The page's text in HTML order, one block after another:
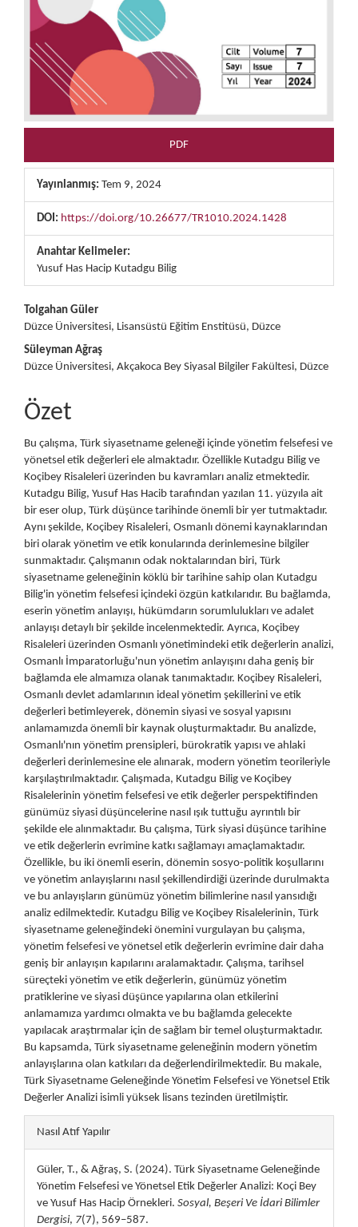
PDF
Yayınlanmış: Tem 9, 2024
DOI: https://doi.org/10.26677/TR1010.2024.1428
Anahtar Kelimeler:
Yusuf Has Hacip Kutadgu Bilig
Tolgahan Güler
Düzce Üniversitesi, Lisansüstü Eğitim Enstitüsü, Düzce
Süleyman Ağraş
Düzce Üniversitesi, Akçakoca Bey Siyasal Bilgiler Fakültesi, Düzce
Özet
Bu çalışma, Türk siyasetname geleneği içinde yönetim felsefesi ve
yönetsel etik değerleri ele almaktadır. Özellikle Kutadgu Bilig ve
Koçibey Risaleleri üzerinden bu kavramları analiz etmektedir.
Kutadgu Bilig, Yusuf Has Hacib tarafından yazılan 11. yüzyıla ait
bir eser olup, Türk düşünce tarihinde önemli bir yer tutmaktadır.
Aynı şekilde, Koçibey Risaleleri, Osmanlı dönemi kaynaklarından
biri olarak yönetim ve etik konularında derinlemesine bilgiler
sunmaktadır. Çalışmanın odak noktalarından biri, Türk
siyasetname geleneğinin köklü bir tarihine sahip olan Kutadgu
Bilig'in yönetim felsefesi içindeki özgün katkılarıdır. Bu bağlamda,
eserin yönetim anlayışı, hükümdarın sorumlulukları ve adalet
anlayışı detaylı bir şekilde incelenmektedir. Ayrıca, Koçibey
Risaleleri üzerinden Osmanlı yönetimindeki etik değerlerin analizi,
Osmanlı İmparatorluğu'nun yönetim anlayışını daha geniş bir
bağlamda ele almamıza olanak tanımaktadır. Koçibey Risaleleri,
Osmanlı devlet adamlarının ideal yönetim şekillerini ve etik
değerleri betimleyerek, dönemin siyasi ve sosyal yapısını
anlamamızda önemli bir kaynak oluşturmaktadır. Bu analizde,
Osmanlı'nın yönetim prensipleri, bürokratik yapısı ve ahlaki
değerleri derinlemesine ele alınarak, modern yönetim teorileriyle
karşılaştırılmaktadır. Çalışmada, Kutadgu Bilig ve Koçibey
Risalelerinin yönetim felsefesi ve etik değerler perspektifinden
günümüz siyasi düşüncelerine nasıl ışık tuttuğu ayrıntılı bir
şekilde ele alınmaktadır. Bu çalışma, Türk siyasi düşünce tarihine
ve etik değerlerin evrimine katkı sağlamayı amaçlamaktadır.
Özellikle, bu iki önemli eserin, dönemin sosyo-politik koşullarını
ve yönetim anlayışlarını nasıl şekillendirdiği üzerinde durulmakta
ve bu anlayışların günümüz yönetim bilimlerine nasıl yansıdığı
analiz edilmektedir. Kutadgu Bilig ve Koçibey Risalelerinin, Türk
siyasetname geleneğindeki önemini vurgulayan bu çalışma,
yönetim felsefesi ve yönetsel etik değerlerin evrimine dair daha
geniş bir anlayışın kapılarını aralamaktadır. Çalışma, tarihsel
süreçteki yönetim ve etik değerlerin, günümüz yönetim
pratiklerine ve siyasi düşünce yapılarına olan etkilerini
anlamamıza yardımcı olmakta ve bu bağlamda gelecekte
yapılacak araştırmalar için de sağlam bir temel oluşturmaktadır.
Bu kapsamda, Türk siyasetname geleneğinin modern yönetim
anlayışlarına olan katkıları da değerlendirilmektedir. Bu makale,
Türk Siyasetname Geleneğinde Yönetim Felsefesi ve Yönetsel Etik
Değerler Analizi isimli yüksek lisans tezinden üretilmiştir.
Nasıl Atıf Yapılır
Güler, T., & Ağraş, S. (2024). Türk Siyasetname Geleneğinde
Yönetim Felsefesi ve Yönetsel Etik Değerler Analizi: Koçi Bey
ve Yusuf Has Hacip Örnekleri. Sosyal, Beşeri Ve İdari Bilimler
Dergisi, 7(7), 569–587.